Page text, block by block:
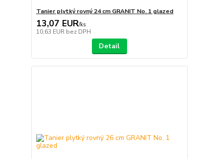
Tanier plytký rovný 24 cm GRANIT No. 1 glazed
13,07 EUR/ks
10,63 EUR bez DPH
Detail